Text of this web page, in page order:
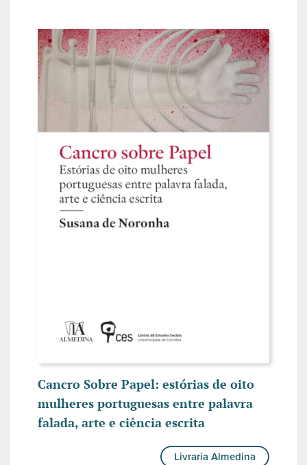
Cancro Sobre Papel: estórias de oito
mulheres portuguesas entre palavra
falada, arte e ciência escrita
Livraria Almedina